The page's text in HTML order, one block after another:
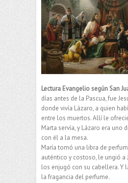
Lectura Evangelio según San
días antes de la Pascua, fue
donde vivía Lázaro, a quien
entre los muertos. Allí le
Marta servía, y Lázaro era uno
con él a la mesa.
María tomó una libra de
auténtico y costoso, le ungió a
los enjugó con su cabellera. Y
la fragancia del perfume.